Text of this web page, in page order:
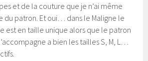
et de la couture que je n’ai même
du patron. Et oui… dans le Maligne le
est en taille unique alors que le patron
a bien les tailles S, M, L…